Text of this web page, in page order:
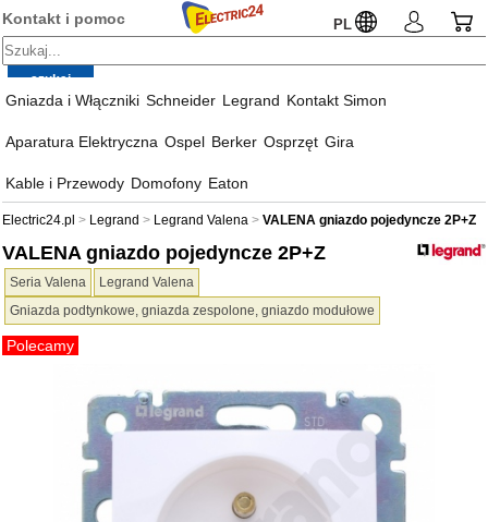
Kontakt i pomoc PL
Gniazda i Włączniki Schneider Legrand Kontakt Simon
Aparatura Elektryczna Ospel Berker Osprzęt Gira
Kable i Przewody Domofony Eaton
Electric24.pl Legrand Legrand Valena VALENA gniazdo pojedyncze 2P+Z
VALENA gniazdo pojedyncze 2P+Z
Seria Valena
Legrand Valena
Gniazda podtynkowe, gniazda zespolone, gniazdo modułowe
Polecamy